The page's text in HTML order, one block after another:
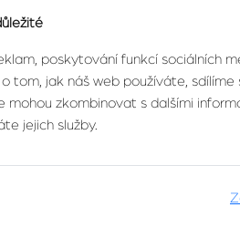
poskytování funkcí sociálních
tom, jak náš web používáte,
mohou zkombinovat s dalšími
jejich služby.